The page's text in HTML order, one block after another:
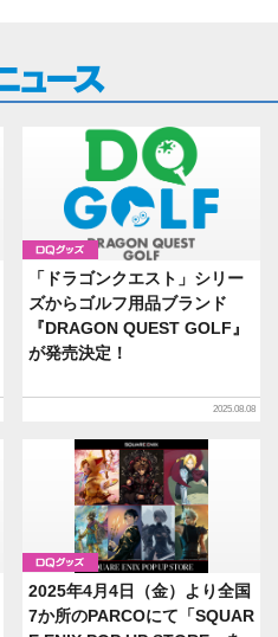
グッズ
「ドラゴンクエスト」シリー
ズからゴルフ用品ブランド
『DRAGON QUEST GOLF』
が発売決定！
2025.08.08
グッズ
2025年4月4日（金）より全国
7か所のPARCOにて「SQUAR